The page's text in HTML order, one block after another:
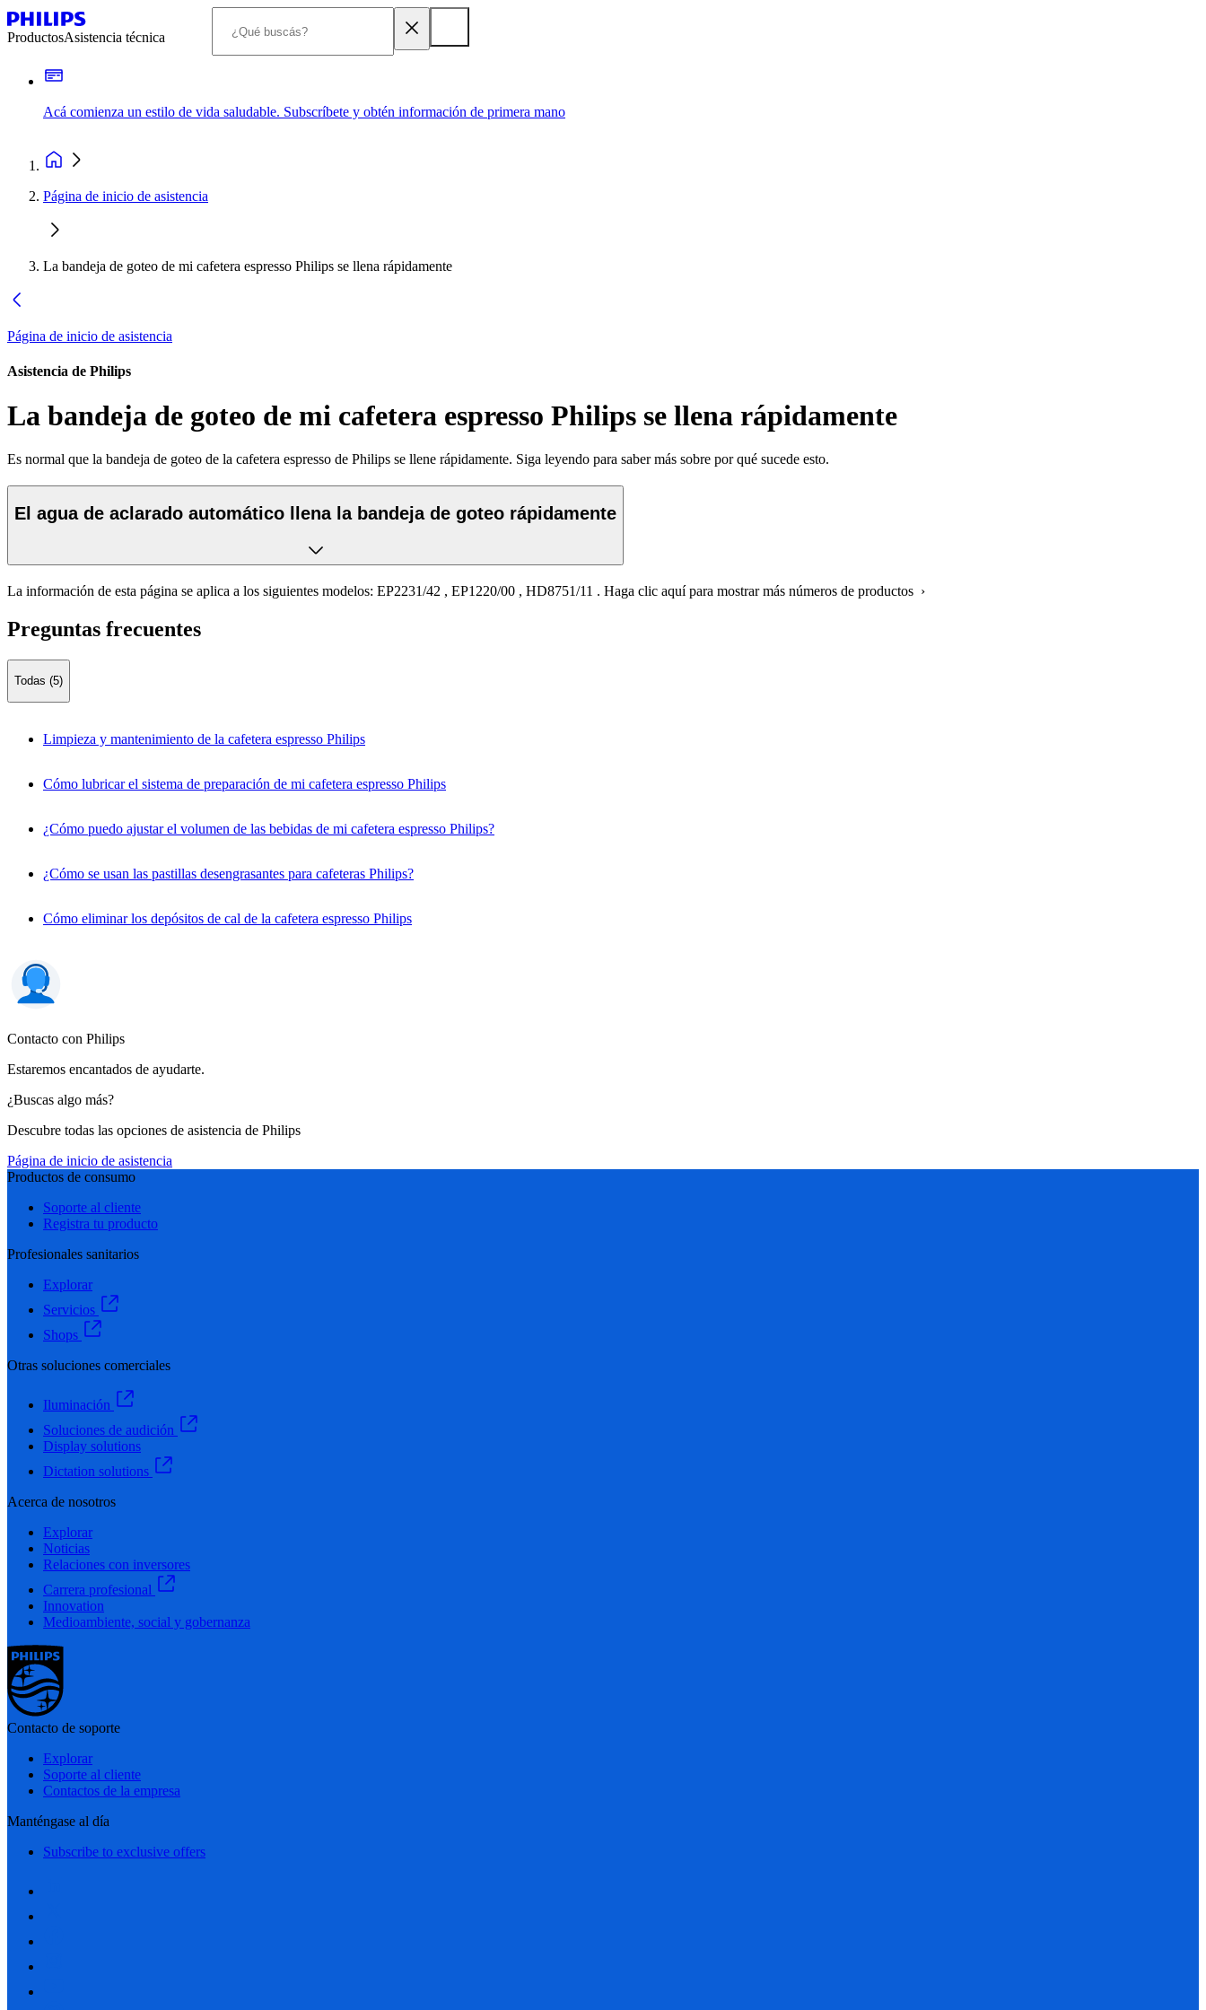
ProductosAsistencia técnica
Acá comienza un estilo de vida saludable. Subscríbete y obtén información de primera mano
Página de inicio de asistencia
La bandeja de goteo de mi cafetera espresso Philips se llena rápidamente
Página de inicio de asistencia
Asistencia de Philips
La bandeja de goteo de mi cafetera espresso Philips se llena rápidamente
Es normal que la bandeja de goteo de la cafetera espresso de Philips se llene rápidamente. Siga leyendo para saber más sobre por qué sucede esto.
El agua de aclarado automático llena la bandeja de goteo rápidamente
La información de esta página se aplica a los siguientes modelos: EP2231/42 , EP1220/00 , HD8751/11 . Haga clic aquí para mostrar más números de productos ›
Preguntas frecuentes
Todas (5)
Limpieza y mantenimiento de la cafetera espresso Philips
Cómo lubricar el sistema de preparación de mi cafetera espresso Philips
¿Cómo puedo ajustar el volumen de las bebidas de mi cafetera espresso Philips?
¿Cómo se usan las pastillas desengrasantes para cafeteras Philips?
Cómo eliminar los depósitos de cal de la cafetera espresso Philips
Contacto con Philips
Estaremos encantados de ayudarte.
¿Buscas algo más?
Descubre todas las opciones de asistencia de Philips
Página de inicio de asistencia
Productos de consumo
Soporte al cliente
Registra tu producto
Profesionales sanitarios
Explorar
Servicios
Shops
Otras soluciones comerciales
Iluminación
Soluciones de audición
Display solutions
Dictation solutions
Acerca de nosotros
Explorar
Noticias
Relaciones con inversores
Carrera profesional
Innovation
Medioambiente, social y gobernanza
Contacto de soporte
Explorar
Soporte al cliente
Contactos de la empresa
Manténgase al día
Subscribe to exclusive offers